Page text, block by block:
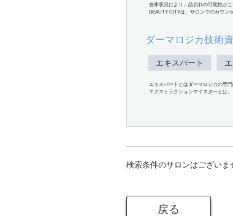
在庫状況により、品切れの可能性が
BEAUTY CITYは、サロンでのカウン
ダーマロジカ技術
エキスパート
エキスパートとはダーマロジカの専
エクストラクションマイスターとは
検索条件のサロンはございま
戻る